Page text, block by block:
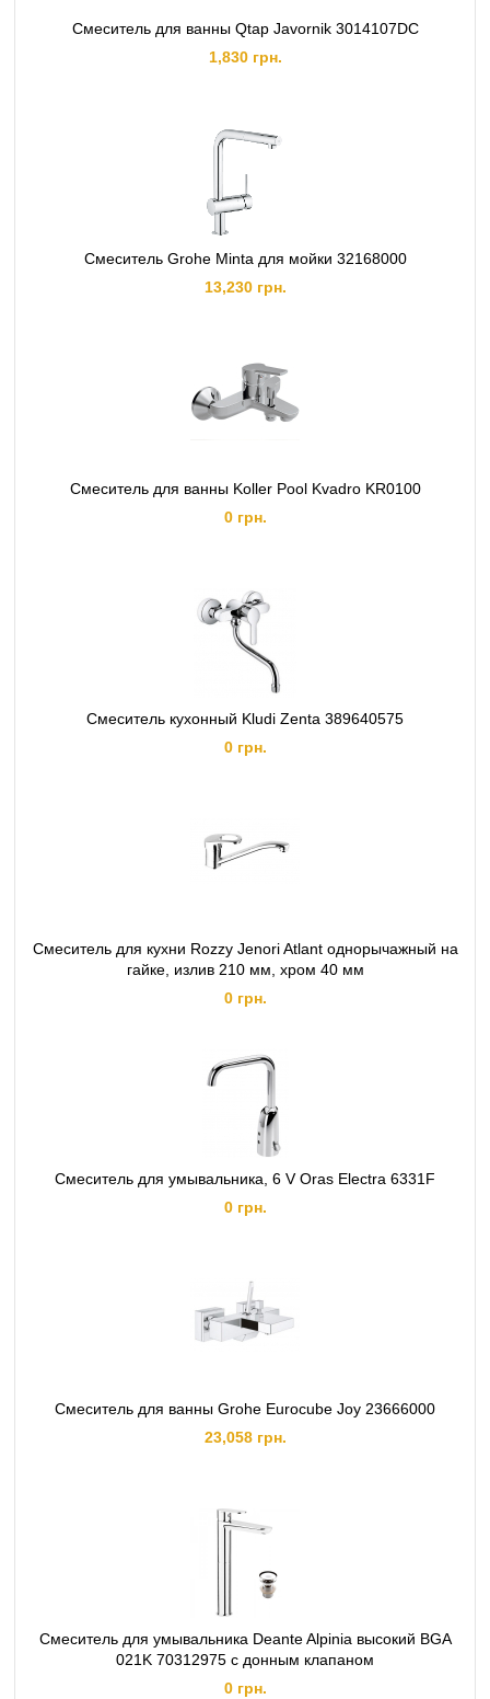
Смеситель для ванны Qtap Javornik 3014107DC
1,830 грн.
Смеситель Grohe Minta для мойки 32168000
13,230 грн.
Смеситель для ванны Koller Pool Kvadro KR0100
0 грн.
Смеситель кухонный Kludi Zenta 389640575
0 грн.
Смеситель для кухни Rozzy Jenori Atlant однорычажный на
гайке, излив 210 мм, хром 40 мм
0 грн.
Смеситель для умывальника, 6 V Oras Electra 6331F
0 грн.
Смеситель для ванны Grohe Eurocube Joy 23666000
23,058 грн.
Смеситель для умывальника Deante Alpinia высокий BGA
021K 70312975 с донным клапаном
0 грн.